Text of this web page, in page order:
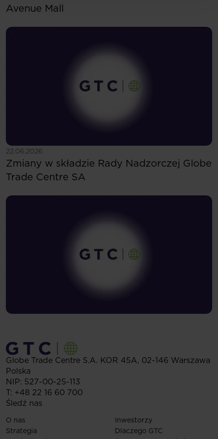
Avenue Mall
22.06.2026
Zobacz więcej
Zmiany w składzie Rady Nadzorczej Globe
Trade Centre SA
Globe Trade Centre S.A. KOR 45A, 02-146 Warszawa
Polska
NIP: 527-00-25-113
T: +48 22 16 60 700
Śledź nas
O nas
Strategia
Inwestorzy
Dlaczego GTC